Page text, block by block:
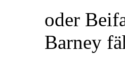
oder
Barney